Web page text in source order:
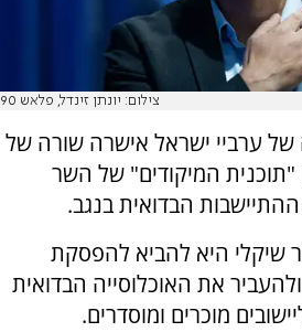
צילום: יונתן זינדל, פלאש 90
ערביי ישראל אישרה שורה של
המיקודים" של השר
הבדואית בנגב.
שיקלי היא להביא להפסקת
את האוכלוסייה הבדואית
מוכרים ומוסדרים.